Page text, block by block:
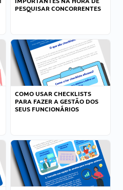
PESQUISAR CONCORRENTES
COMO USAR CHECKLISTS
PARA FAZER A GESTÃO DOS
SEUS FUNCIONÁRIOS